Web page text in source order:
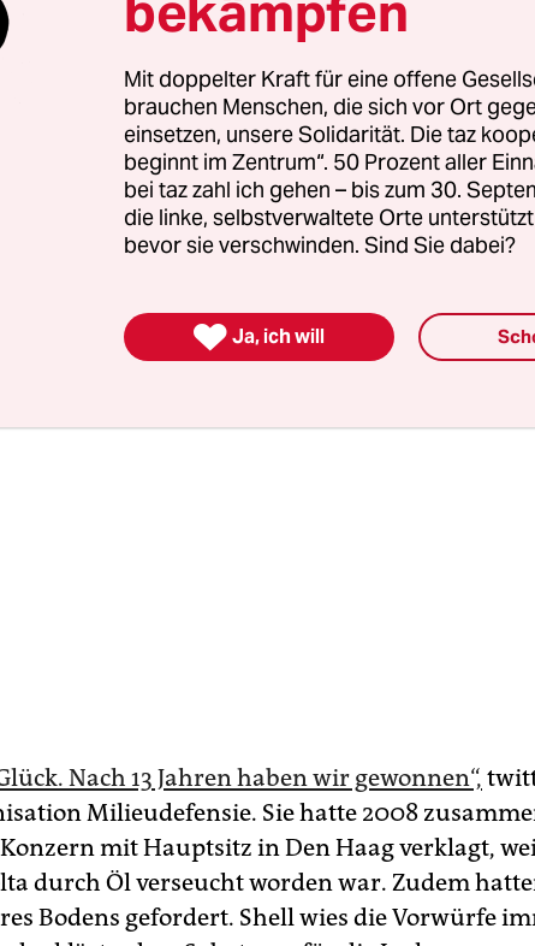
Sieg, weil zwei von uns, wie mein Vater, das
mehr miterleben können“, sagte Eric Dooh,
Kläger, lautder Umweltorganisation Friends
Urteil bringt Hoffnung für die Zukunft der
Channa Samkalden ist zufrieden. „Nach
ist meinen Klienten endlich
sagte der Anwalt, der die Bauern vor
Nach 13 Jahren haben wir gewonnen“,
Milieudefensie. Sie hatte 2008
mit Hauptsitz in Den Haag verklagt,
durch Öl verseucht worden war. Zudem
Bodens gefordert. Shell wies die Vorwürfe
Mit doppelter Kraft für eine offene
brauchen Menschen, die sich vor Ort
einsetzen, unsere Solidarität. Die taz
beginnt im Zentrum“. 50 Prozent aller
bei taz zahl ich gehen – bis zum 30.
die linke, selbstverwaltete Orte
bevor sie verschwinden. Sind Sie dabei?
 Ja, ich will